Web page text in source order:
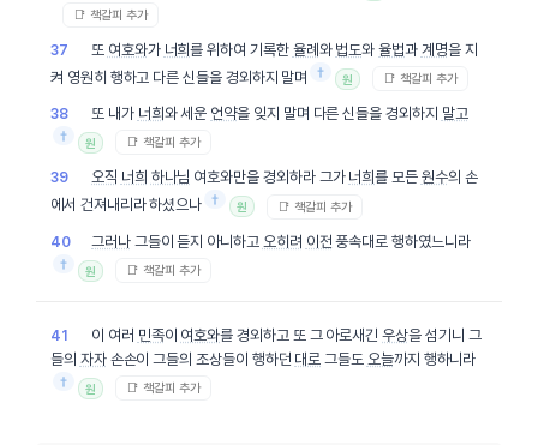
📑 책갈피 추가
37 또 여호와가 너희를 위하여 기록한 율례 와 법도와율법과 계명을 지
켜 영원히 행하고 다른 신들을 경외하지 말며
† 원 📑 책갈피 추가
38 또 내가 너희 와 세운 언약을 잊지 말며 다른 신들을 경외하지 말고
†
원 📑 책갈피 추가
39 오직 너희 하나님 여호와만을 경외하라 그가 너희를 모든 원수의 손
에서 건져내리라 하셨으나 † 원 📑 책갈피 추가
40 그러나그들이 듣지 아니하고 오히려 이전 풍속대로 행하였느니라
†
원 📑 책갈피 추가
41 이 여러 민족이 여호와를 경외하고 또 그 아로새긴우상을 섬기니 그
들의 자자손손이 그들의 조상들이 행하던 대로 그들도 오늘까지 행하니라
†
원 📑 책갈피 추가